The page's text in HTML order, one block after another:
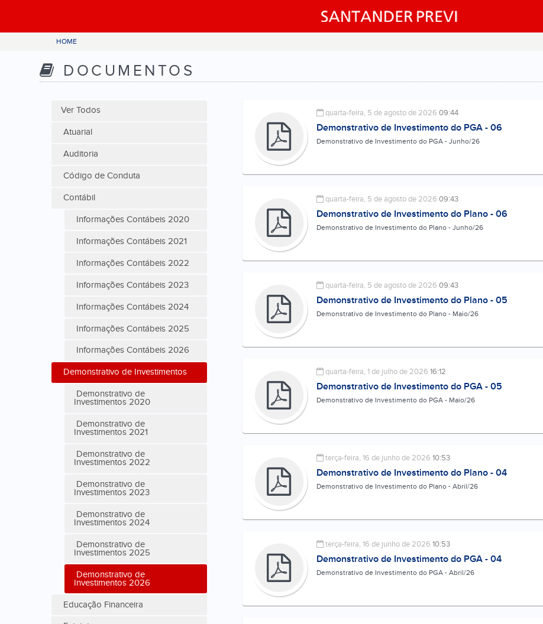
HOME
DOCUMENTOS
Ver Todos
Atuarial
Auditoria
Código de Conduta
Contábil
Informações Contábeis 2020
Informações Contábeis 2021
Informações Contábeis 2022
Informações Contábeis 2023
Informações Contábeis 2024
Informações Contábeis 2025
Informações Contábeis 2026
Demonstrativo de Investimentos
Demonstrativo de
Investimentos 2020
Demonstrativo de
Investimentos 2021
Demonstrativo de
Investimentos 2022
Demonstrativo de
Investimentos 2023
Demonstrativo de
Investimentos 2024
Demonstrativo de
Investimentos 2025
Demonstrativo de
Investimentos 2026
Educação Financeira
quarta-feira, 5 de agosto de 2026 09:44
Demonstrativo de Investimento do PGA - 06
Demonstrativo de Investimento do PGA - Junho/26
quarta-feira, 5 de agosto de 2026 09:43
Demonstrativo de Investimento do Plano - 06
Demonstrativo de Investimento do Plano - Junho/26
quarta-feira, 5 de agosto de 2026 09:43
Demonstrativo de Investimento do Plano - 05
Demonstrativo de Investimento do Plano - Maio/26
quarta-feira, 1 de julho de 2026 16:12
Demonstrativo de Investimento do PGA - 05
Demonstrativo de Investimento do PGA - Maio/26
terça-feira, 16 de junho de 2026 10:53
Demonstrativo de Investimento do Plano - 04
Demonstrativo de Investimento do Plano - Abril/26
terça-feira, 16 de junho de 2026 10:53
Demonstrativo de Investimento do PGA - 04
Demonstrativo de Investimento do PGA - Abril/26